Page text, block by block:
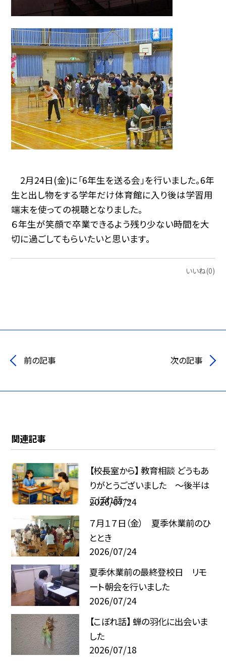
2月24日(金)に「6年生を送る会」を行いました。6年
生と出し物をする学年だけ体育館に入り後は学習用
端末を使っての視聴となりました。
６年生が笑顔で卒業できるよう残り少ない時間を大
切に過ごしてもらいたいと思います。
いいね(0)
前の記事 次の記事
関連記事
【校長室から】 教育相談 どうもあ
りがとうございました ～後半は
こぼれ話～
2026/07/24
７月１７日（金） 夏季休業前のひ
ととき
2026/07/24
夏季休業前の最終登校日 リモ
ート朝会を行いました
2026/07/24
【こぼれ話】 蝉の羽化に出会いま
した
2026/07/18